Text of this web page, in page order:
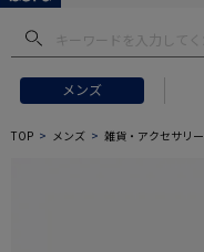
メンズ
TOP メンズ 雑貨・アクセサリー